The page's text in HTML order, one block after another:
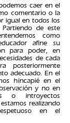
caer en el
comentario o la
igual en todos los
de este
como
afine su
para poder, en
de cada
posteriormente
adecuado. En el
hincapié en el
y no en
o introyectos
realizando
en el